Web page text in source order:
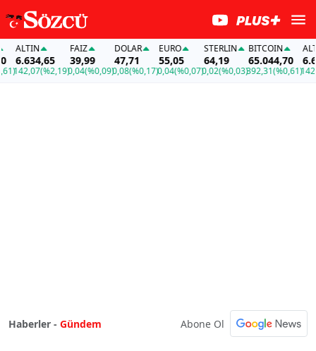
(%2,19)
FAİZ
39,99
0,04(%0,09)
DOLAR
47,71
0,08(%0,17)
EURO
55,05
0,04(%0,07)
STERLIN
64,19
0,02(%0,03)
BITCOIN
65.044,70
392,31(%0,61)
ALTIN
6.634,65
142,07
Haberler - Gündem Abone Ol